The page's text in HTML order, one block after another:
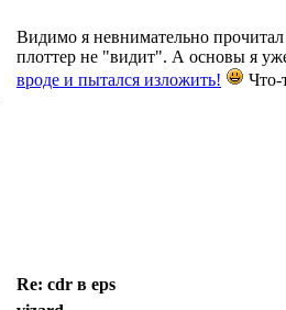
Видимо я невнимательно
плоттер не "видит". А основы я
вроде и пытался изложить!
Что-
Re: cdr в eps